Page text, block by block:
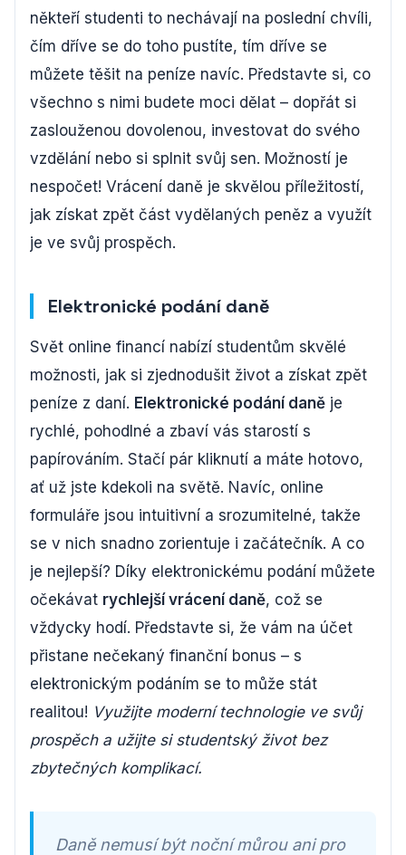
někteří studenti to nechávají na poslední chvíli,
čím dříve se do toho pustíte, tím dříve se
můžete těšit na peníze navíc. Představte si, co
všechno s nimi budete moci dělat – dopřát si
zaslouženou dovolenou, investovat do svého
vzdělání nebo si splnit svůj sen. Možností je
nespočet! Vrácení daně je skvělou příležitostí,
jak získat zpět část vydělaných peněz a využít
je ve svůj prospěch.
Elektronické podání daně
Svět online financí nabízí studentům skvělé
možnosti, jak si zjednodušit život a získat zpět
peníze z daní. Elektronické podání daně je
rychlé, pohodlné a zbaví vás starostí s
papírováním. Stačí pár kliknutí a máte hotovo,
ať už jste kdekoli na světě. Navíc, online
formuláře jsou intuitivní a srozumitelné, takže
se v nich snadno zorientuje i začátečník. A co
je nejlepší? Díky elektronickému podání můžete
očekávat rychlejší vrácení daně, což se
vždycky hodí. Představte si, že vám na účet
přistane nečekaný finanční bonus – s
elektronickým podáním se to může stát
realitou! Využijte moderní technologie ve svůj
prospěch a užijte si studentský život bez
zbytečných komplikací.
Daně nemusí být noční můrou ani pro